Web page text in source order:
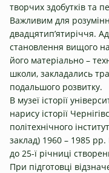
творчих здобутків та
Важливим для
двадцятип’ятиріччя.
становлення вищого
його матеріально –
школи, закладались
подальшого розвитку.
В музеї історії
нарису історії
політехнічного
заклад) 1960 – 1985 рр.
до 25-ї річниці
При підготовці